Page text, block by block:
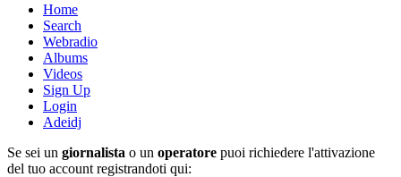
Home
Search
Webradio
Albums
Videos
Sign Up
Login
Adeidj
Se sei un giornalista o un operatore puoi richiedere l'attivazione
del tuo account registrandoti qui: